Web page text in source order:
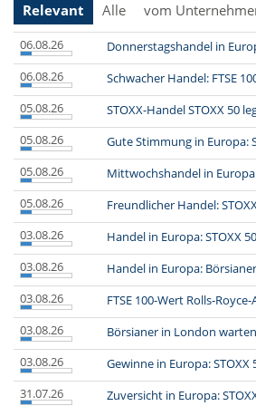
Relevant Alle vom
06.08.26
Donnerstagshandel in
06.08.26
Schwacher Handel: FTSE
05.08.26
STOXX-Handel STOXX 50
05.08.26
Gute Stimmung in Europa:
05.08.26
Mittwochshandel in
05.08.26
Freundlicher Handel:
03.08.26
Handel in Europa: STOXX
03.08.26
Handel in Europa:
03.08.26
FTSE 100-Wert Rolls-
03.08.26
Börsianer in London
03.08.26
Gewinne in Europa:
31.07.26
Zuversicht in Europa: